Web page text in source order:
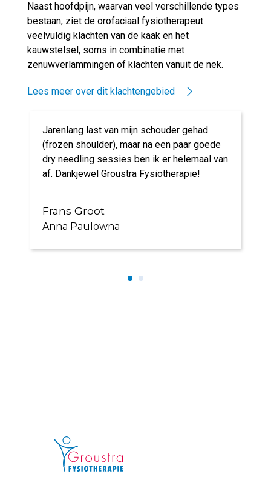
Naast hoofdpijn, waarvan veel verschillende types
bestaan, ziet de orofaciaal fysiotherapeut
veelvuldig klachten van de kaak en het
kauwstelsel, soms in combinatie met
zenuwverlammingen of klachten vanuit de nek.
Lees meer over dit klachtengebied
Jarenlang last van mijn schouder gehad
(frozen shoulder), maar na een paar goede
dry needling sessies ben ik er helemaal van
af. Dankjewel Groustra Fysiotherapie!
Frans Groot
Anna Paulowna